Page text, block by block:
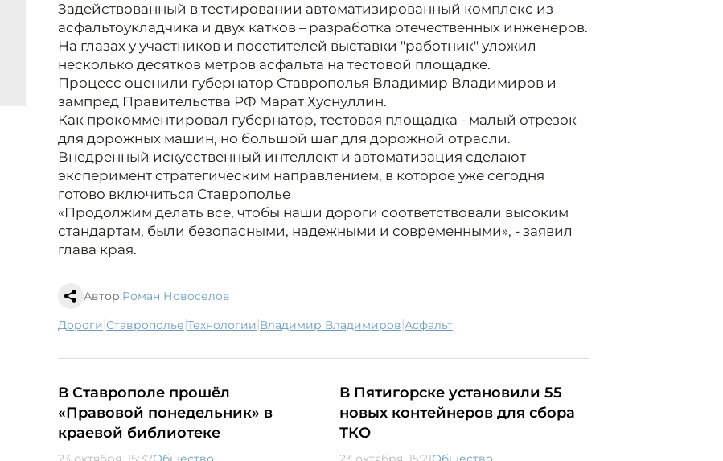
Задействованный в тестировании автоматизированный комплекс из
асфальтоукладчика и двух катков – разработка отечественных инженеров.
На глазах у участников и посетителей выставки "работник" уложил
несколько десятков метров асфальта на тестовой площадке.
Процесс оценили губернатор Ставрополья Владимир Владимиров и
зампред Правительства РФ Марат Хуснуллин.
Как прокомментировал губернатор, тестовая площадка - малый отрезок
для дорожных машин, но большой шаг для дорожной отрасли.
Внедренный искусственный интеллект и автоматизация сделают
эксперимент стратегическим направлением, в которое уже сегодня
готово включиться Ставрополье
«Продолжим делать все, чтобы наши дороги соответствовали высоким
стандартам, были безопасными, надежными и современными», - заявил
глава края.
Автор:Роман Новоселов
дороги| Ставрополье| технологии| Владимир Владимиров| асфальт
В Ставрополе прошёл
«Правовой понедельник» в
краевой библиотеке
В Пятигорске установили 55
новых контейнеров для сбора
ТКО